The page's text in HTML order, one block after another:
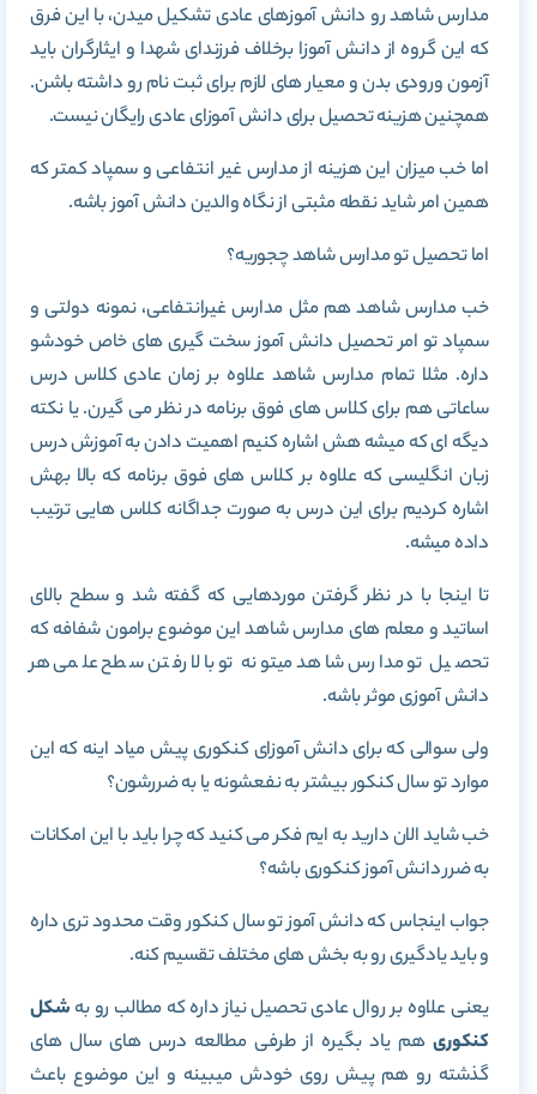
مدارس شاهد رو دانش آموزهای عادی تشکیل میدن، با این فرق
که این گروه از دانش آموزا برخلاف فرزندای شهدا و ایثارگران باید
آزمون ورودی بدن و معیار های لازم برای ثبت نام رو داشته باشن.
همچنین هزینه تحصیل برای دانش آموزای عادی رایگان نیست.
اما خب میزان این هزینه از مدارس غیر انتفاعی و سمپاد کمتر که
همین امر شاید نقطه مثبتی از نگاه والدین دانش آموز باشه.
اما تحصیل تو مدارس شاهد چجوریه؟
خب مدارس شاهد هم مثل مدارس غیرانتفاعی، نمونه دولتی و
سمپاد تو امر تحصیل دانش آموز سخت گیری های خاص خودشو
داره. مثلا تمام مدارس شاهد علاوه بر زمان عادی کلاس درس
ساعاتی هم برای کلاس های فوق برنامه در نظر می گیرن. یا نکته
دیگه ای که میشه هش اشاره کنیم اهمیت دادن به آموزش درس
زبان انگلیسی که علاوه بر کلاس های فوق برنامه که بالا بهش
اشاره کردیم برای این درس به صورت جداگانه کلاس هایی ترتیب
داده میشه.
تا اینجا با در نظر گرفتن موردهایی که گفته شد و سطح بالای
اساتید و معلم های مدارس شاهد این موضوع برامون شفافه که
تحصیل تو مدارس شاهد میتونه تو بالا رفتن سطح علمی هر
دانش آموزی موثر باشه.
ولی سوالی که برای دانش آموزای کنکوری پیش میاد اینه که این
موارد تو سال کنکور بیشتر به نفعشونه یا به ضررشون؟
خب شاید الان دارید به ایم فکر می کنید که چرا باید با این امکانات
به ضرر دانش آموز کنکوری باشه؟
جواب اینجاس که دانش آموز تو سال کنکور وقت محدود تری داره
و باید یادگیری رو به بخش های مختلف تقسیم کنه.
یعنی علاوه بر روال عادی تحصیل نیاز داره که مطالب رو به شکل
کنکوریهم یاد بگیره از طرفی مطالعه درس های سال های
گذشته رو هم پیش روی خودش میبینه و این موضوع باعث